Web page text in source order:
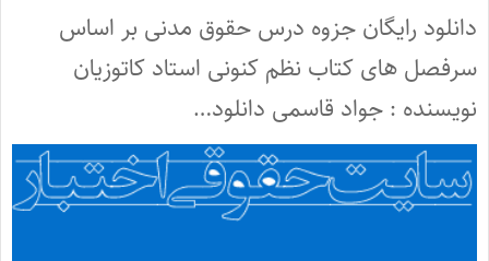
دانلود رایگان جزوه درس حقوق مدنی بر اساس
سرفصل های کتاب نظم کنونی استاد کاتوزیان
نویسنده : جواد قاسمی دانلود…